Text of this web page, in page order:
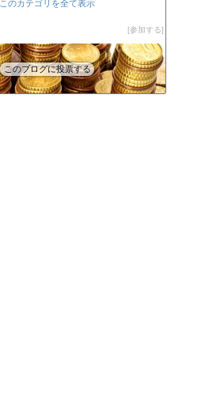
このカテゴリを全て表示
参加する
このブログに投票する